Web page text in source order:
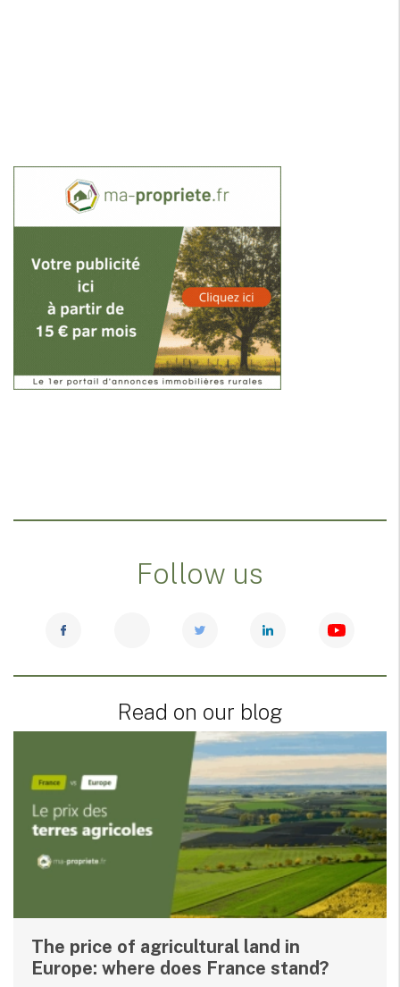
Follow us
Read on our blog
The price of agricultural land in
Europe: where does France stand?